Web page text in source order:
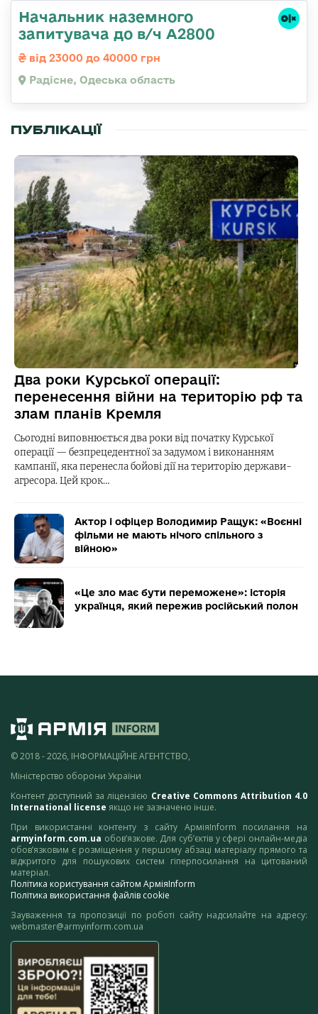
Начальник наземного
запитувача до в/ч А2800
від 23000 до 40000 грн
Радісне, Одеська область
ПУБЛІКАЦІЇ
Два роки Курської операції:
перенесення війни на територію рф та
злам планів Кремля
Сьогодні виповнюється два роки від початку Курської
операції — безпрецедентної за задумом і виконанням
кампанії, яка перенесла бойові дії на територію держави-
агресора. Цей крок…
Актор і офіцер Володимир Ращук: «Воєнні
фільми не мають нічого спільного з
війною»
«Це зло має бути переможене»: історія
українця, який пережив російський полон
© 2018 - 2026, ІНФОРМАЦІЙНЕ АГЕНТСТВО,
Міністерство оборони України
Контент доступний за ліцензією Creative Commons Attribution 4.0
International license якщо не зазначено інше.
При використанні контенту з сайту АрміяInform посилання на
armyinform.com.ua обов’язкове. Для суб’єктів у сфері онлайн-медіа
обов’язковим є розміщення у першому абзаці матеріалу прямого та
відкритого для пошукових систем гіперпосилання на цитований
матеріал.
Політика користування сайтом АрміяInform
Політика використання файлів cookie
Зауваження та пропозиції по роботі сайту надсилайте на адресу:
webmaster@armyinform.com.ua